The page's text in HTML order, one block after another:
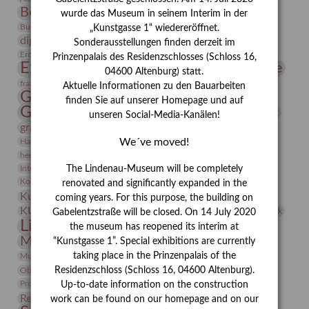
Bernhard August von Lindenau Bibliothek
Burg Posterstein Conrad Felixmüller Depot Der Blaue Reiter
digitallabor Entartete Kunst
Enteignung
Erdmann Julius Dietrich
Erlebnisportal estrusker Exlibris
Expressionismus Festrede Florenz Fotografie
frauen Frauen in der Antike und heute
Gerhard-Altenbourg-Preis
Gerhard Altenbourg
Gerhard Kurt Müller
grafische sammlung
Hanns-Conon von der Gabelentz Heinrich Kirchhoff
herman de vries
Integriertes Schädlingsmanagement
Italien Jahresempfang
Jubiläum
Kolosseum
Kooperationsausstellung Korkmodelle Kunst
Kunstmuseum Kunstvermittlung Kunst von Kühl
KUNSTWAND Kurs Künstler Künstlerin Lehmbruck
Lindenau-Museum Marstall Messeakademie
Museumsgeschichte Museumsnacht
Museumspädagogik Mäzen Napoleon Natur
Neue Remise
Objekt im Fokus
Paul Klee Peter Schnürpel Phelloplastik
Pohlhof
Provenienz
Provenienzforschung
Restaurierung Restitution Rudi Lesser Ruth Wolf-Rehfeld
wurde das Museum in seinem Interim in der
„Kunstgasse 1“ wiedereröffnet.
Sonderausstellungen finden derzeit im
Prinzenpalais des Residenzschlosses (Schloss 16,
04600 Altenburg) statt.
Aktuelle Informationen zu den Bauarbeiten
finden Sie auf unserer Homepage und auf
unseren Social-Media-Kanälen!
We´ve moved!
The Lindenau-Museum will be completely
renovated and significantly expanded in the
coming years. For this purpose, the building on
Gabelentzstraße will be closed. On 14 July 2020
the museum has reopened its interim at
“Kunstgasse 1”. Special exhibitions are currently
taking place in the Prinzenpalais of the
Residenzschloss (Schloss 16, 04600 Altenburg).
Up-to-date information on the construction
work can be found on our homepage and on our